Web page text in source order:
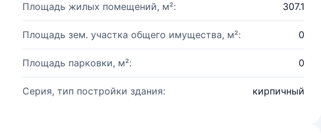
Площадь жилых помещений, м²: 307.1
Площадь зем. участка общего имущества, м²: 0
Площадь парковки, м²: 0
Серия, тип постройки здания: кирпичный